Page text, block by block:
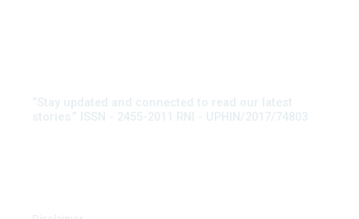
“Stay updated and connected to read our latest
stories.” ISSN - 2455-2011 RNI - UPHIN/2017/74803